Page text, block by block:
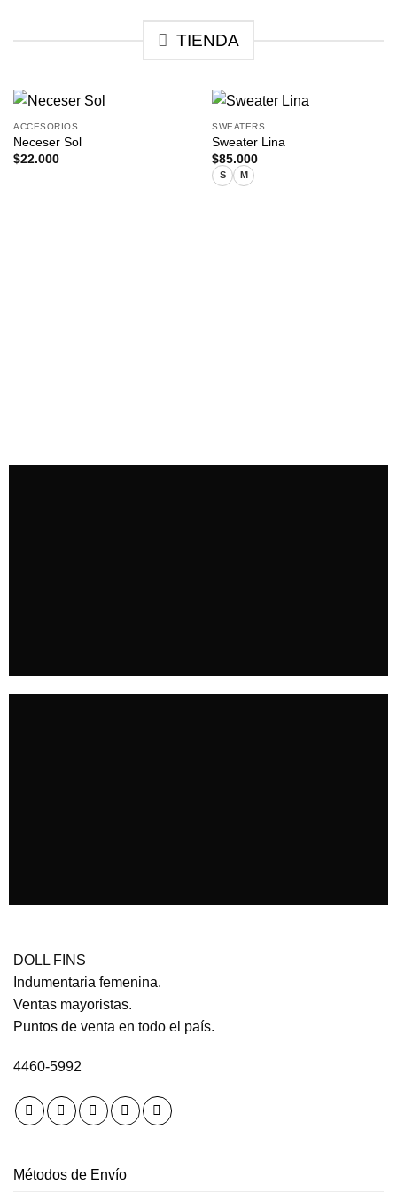
TIENDA
ACCESORIOS
Neceser Sol
$22.000
SWEATERS
Sweater Lina
$85.000
S M
DOLL FINS
Indumentaria femenina.
Ventas mayoristas.
Puntos de venta en todo el país.
4460-5992
Métodos de Envío